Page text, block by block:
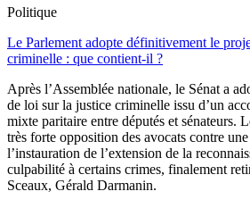
Politique
Le Parlement adopte définitivement le
criminelle : que contient-il ?
Après l’Assemblée nationale, le Sénat a
de loi sur la justice criminelle issu d’un
mixte paritaire entre députés et sénateurs.
très forte opposition des avocats contre
l’instauration de l’extension de la
culpabilité à certains crimes, finalement
Sceaux, Gérald Darmanin.